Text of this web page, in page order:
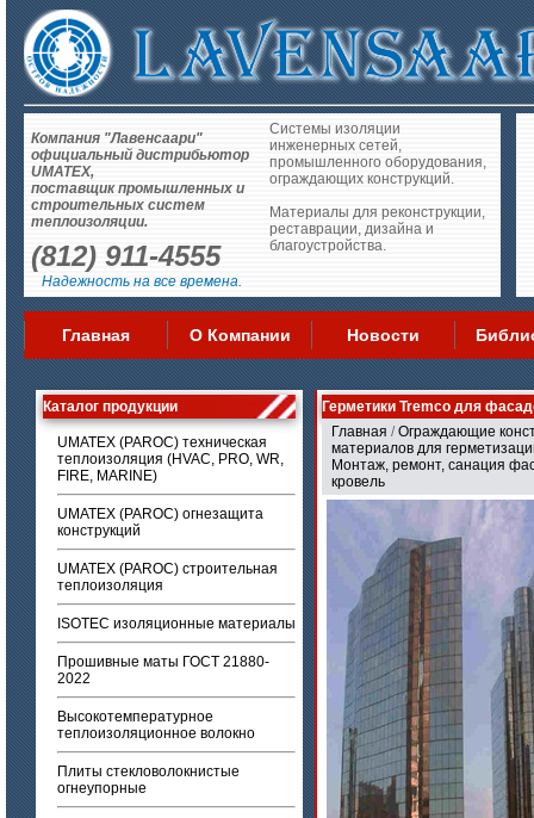
Компания "Лавенсаари"
официальный дистрибьютор
UMATEX,
поставщик промышленных и
строительных систем
теплоизоляции.
(812) 911-4555
Надежность на все времена.
Системы изоляции
инженерных сетей,
промышленного оборудования,
ограждающих конструкций.
Материалы для реконструкции,
реставрации, дизайна и
благоустройства.
Главная О Компании Новости
Каталог продукции
UMATEX (PAROC) техническая
теплоизоляция (HVAC, PRO, WR,
FIRE, MARINE)
UMATEX (PAROC) огнезащита
конструкций
UMATEX (PAROC) строительная
теплоизоляция
ISOTEC изоляционные материалы
Прошивные маты ГОСТ 21880-
2022
Высокотемпературное
теплоизоляционное волокно
Плиты стекловолокнистые
огнеупорные
Герметики Tremco для
Главная /Ограждающие
материалов для
Монтаж, ремонт, санация
кровель